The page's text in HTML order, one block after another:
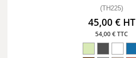
(TH225)
45,00 € HT
54,00 € TTC